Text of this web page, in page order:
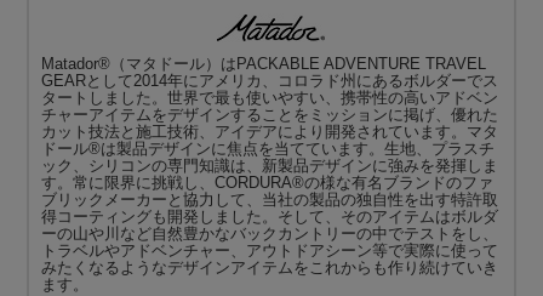
Matador®（マタドール）はPACKABLE ADVENTURE TRAVEL
GEARとして2014年にアメリカ、コロラド州にあるボルダーでス
タートしました。世界で最も使いやすい、携帯性の高いアドベン
チャーアイテムをデザインすることをミッションに掲げ、優れた
カット技法と施工技術、アイデアにより開発されています。マタ
ドール®は製品デザインに焦点を当てています。生地、プラスチ
ック、シリコンの専門知識は、新製品デザインに強みを発揮しま
す。常に限界に挑戦し、CORDURA®の様な有名ブランドのファ
ブリックメーカーと協力して、当社の製品の独自性を出す特許取
得コーティングも開発しました。そして、そのアイテムはボルダ
ーの山や川など自然豊かなバックカントリーの中でテストをし、
トラベルやアドベンチャー、アウトドアシーン等で実際に使って
みたくなるようなデザインアイテムをこれからも作り続けていき
ます。